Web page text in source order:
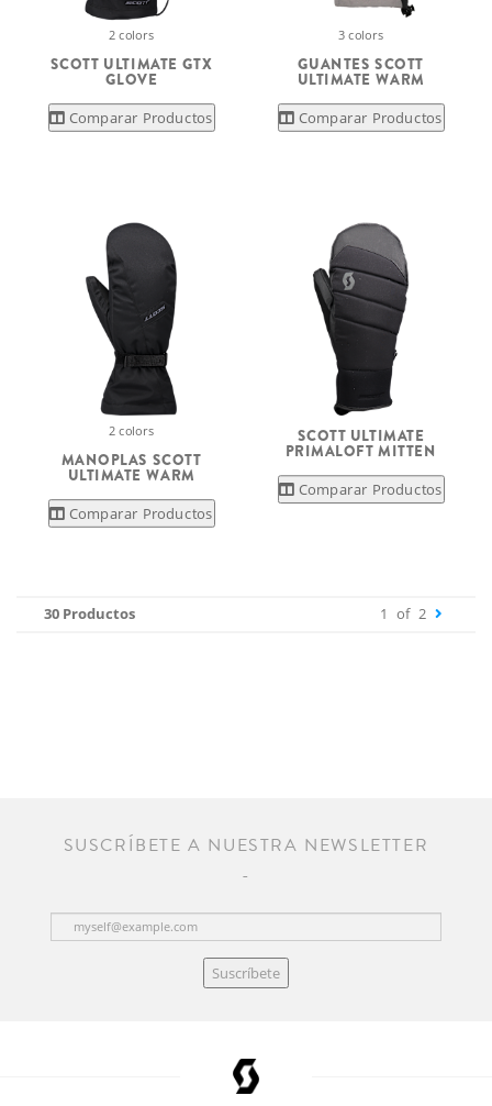
2 colors
SCOTT ULTIMATE GTX
GLOVE
Comparar Productos
3 colors
GUANTES SCOTT
ULTIMATE WARM
Comparar Productos
2 colors
MANOPLAS SCOTT
ULTIMATE WARM
Comparar Productos
SCOTT ULTIMATE
PRIMALOFT MITTEN
Comparar Productos
30 Productos 1 of 2
SUSCRÍBETE A NUESTRA NEWSLETTER
Suscríbete